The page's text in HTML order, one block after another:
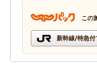
この
新幹線/特急付